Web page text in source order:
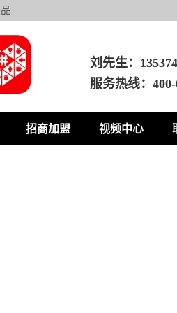
刘先生：
服务热线：400-
招商加盟 视频中心